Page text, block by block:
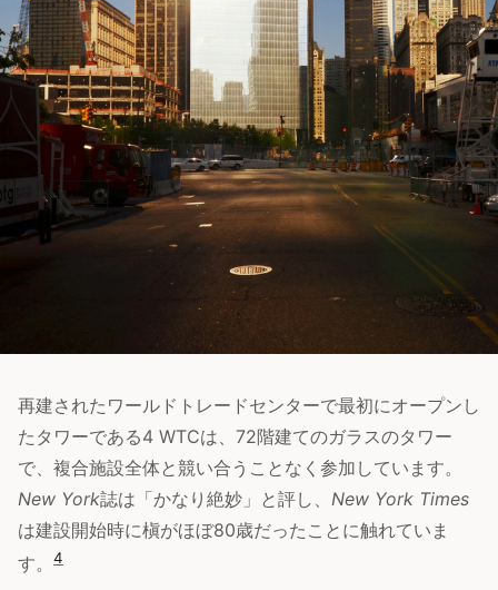
再建されたワールドトレードセンターで最初にオープンし
たタワーである4 WTCは、72階建てのガラスのタワー
で、複合施設全体と競い合うことなく参加しています。
New York誌は「かなり絶妙」と評し、 New York Times
は建設開始時に槇がほぼ80歳だったことに触れていま
す。
4